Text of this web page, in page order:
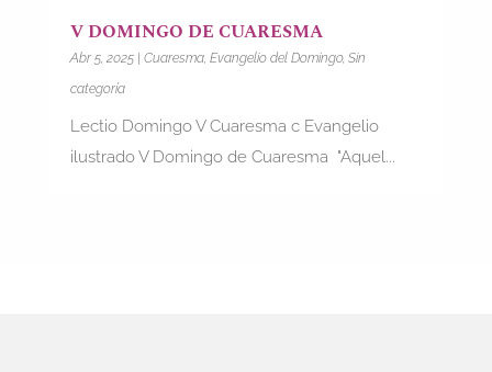
V DOMINGO DE CUARESMA
Abr 5, 2025| Cuaresma, Evangelio del Domingo, Sin
categoría
Lectio Domingo V Cuaresma c Evangelio
ilustrado V Domingo de Cuaresma "Aquel...